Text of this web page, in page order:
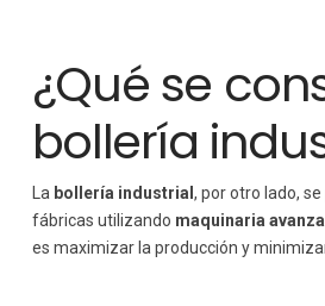
¿Qué se
bollería
La bollería industrial , por otro lado,
fábricas utilizando maquinaria
es maximizar la producción y